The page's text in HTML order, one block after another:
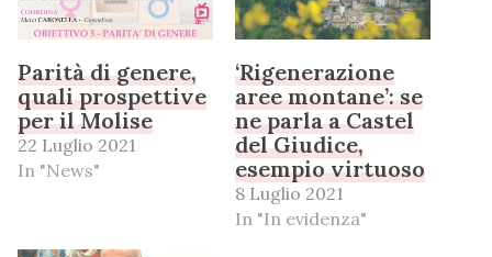
Parità di genere,
quali prospettive
per il Molise
22 Luglio 2021
In "News"
‘Rigenerazione
aree montane’: se
ne parla a Castel
del Giudice,
esempio virtuoso
8 Luglio 2021
In "In evidenza"